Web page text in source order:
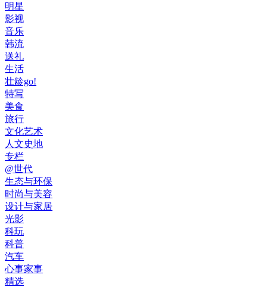
明星
影视
音乐
韩流
送礼
生活
壮龄go!
特写
美食
旅行
文化艺术
人文史地
专栏
@世代
生态与环保
时尚与美容
设计与家居
光影
科玩
科普
汽车
心事家事
精选